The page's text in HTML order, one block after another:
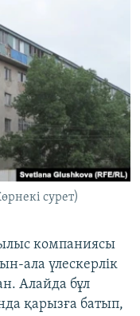
сурет)
компаниясы
ала үлескерлік
Алайда бұл
қарызға батып,